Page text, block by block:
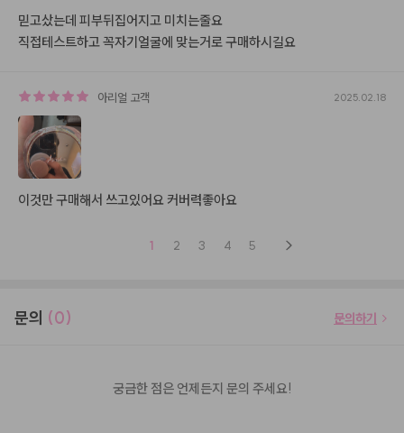
믿고샀는데 피부뒤집어지고 미치는줄요
직접테스트하고 꼭자기얼굴에 맞는거로 구매하시길요
아리얼 고객 2025.02.18
이것만 구매해서 쓰고있어요 커버력좋아요
1 2 3 4 5
문의 (0) 문의하기
궁금한 점은 언제든지 문의 주세요!